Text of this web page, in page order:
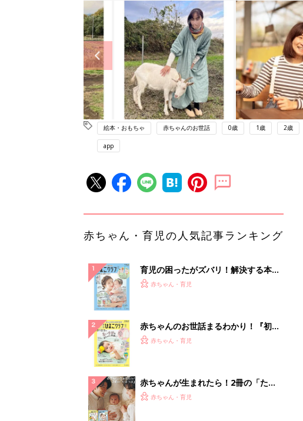
絵本・おもちゃ 赤ちゃんのお世話 0歳 1歳 2歳
app
赤ちゃん・育児の人気記事ランキング
育児の困ったがズバリ！解決する本
『ひよこクラブ 夏号』 4カ月～2才
赤ちゃん・育児
赤ちゃんのお世話まるわかり！『初め
てのひよこクラブ 夏号』〈巻頭大特
解決テク
赤ちゃん・育児
赤ちゃんが生まれたら！2冊の「たま
ひよ」
赤ちゃん・育児